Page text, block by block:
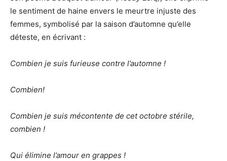
le sentiment de haine envers le meurtre injuste des
femmes, symbolisé par la saison d’automne qu’elle
déteste, en écrivant :
Combien je suis furieuse contre l’automne !
Combien!
Combien je suis mécontente de cet octobre stérile,
combien !
Qui élimine l’amour en grappes !